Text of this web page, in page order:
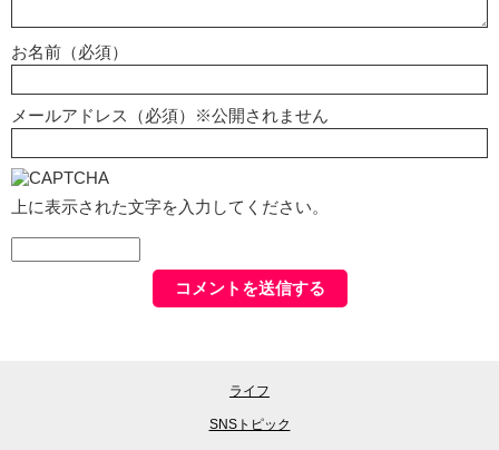
お名前（必須）
メールアドレス（必須）※公開されません
上に表示された文字を入力してください。
ライフ
SNSトピック